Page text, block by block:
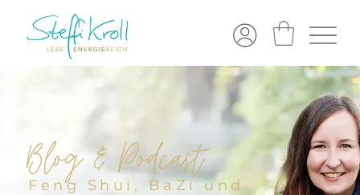
Blog & Podcast
Feng Shui, BaZi und